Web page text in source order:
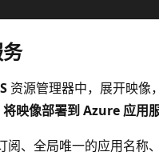
资源管理器中，展开映像
将映像部署到 Azure 应用
阅、全局唯一的应用名称